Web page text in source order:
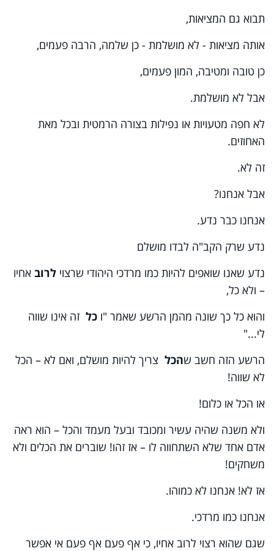
תבוא גם המציאות,
אותה מציאות - לא מושלמת - כן שלמה, הרבה פעמים,
כן טובה ומטיבה, המון פעמים,
אבל לא מושלמת.
לא חפה מטעויות או נפילות בצורה הרמטית ובכל מאת
האחוזים.
זה לא.
אבל אנחנו?
אנחנו כבר נדע.
נדע שרק הקב"ה לבדו מושלם
נדע שאנו שואפים להיות כמו מרדכי היהודי שרצוי לרוב אחיו
– ולא כל,
והוא כל כך שונה מהמן הרשע שאמר "ו כל זה אינו שווה
לי..."
הרשע הזה חשב שהכל צריך להיות מושלם, ואם לא – הכל
לא שווה!
או הכל או כלום!
ולא משנה שהיה עשיר ומכובד ובעל מעמד והכל – הוא ראה
אדם אחד שלא השתחווה לו – אז זהו! שוברים את הכלים ולא
משחקים!
אז לא! אנחנו לא כמוהו.
אנחנו כמו מרדכי.
שגם שהוא רצוי לרוב אחיו, כי אף פעם אף פעם אי אפשר